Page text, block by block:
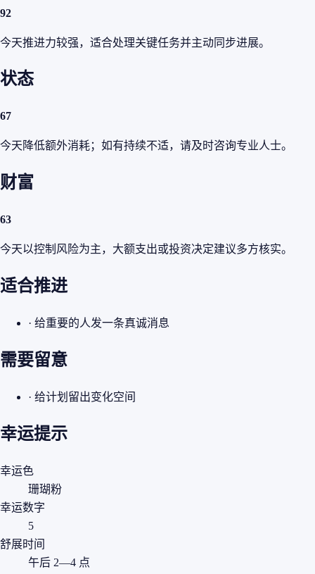
92
今天推进力较强，适合处理关键任务并主动同步进展。
状态
67
今天降低额外消耗；如有持续不适，请及时咨询专业人士。
财富
63
今天以控制风险为主，大额支出或投资决定建议多方核实。
适合推进
· 给重要的人发一条真诚消息
需要留意
· 给计划留出变化空间
幸运提示
幸运色
珊瑚粉
幸运数字
5
舒展时间
午后 2—4 点